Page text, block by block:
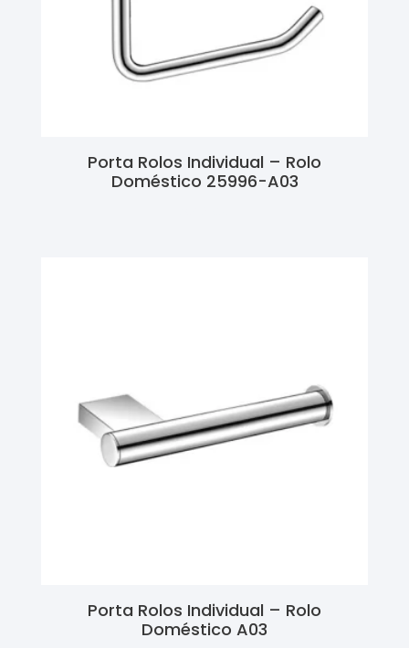
Porta Rolos Individual – Rolo
Doméstico 25996-A03
Porta Rolos Individual – Rolo
Doméstico A03